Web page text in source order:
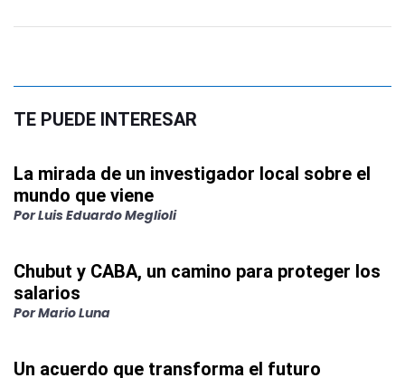
TE PUEDE INTERESAR
La mirada de un investigador local sobre el
mundo que viene
PorLuis Eduardo Meglioli
Chubut y CABA, un camino para proteger los
salarios
PorMario Luna
Un acuerdo que transforma el futuro